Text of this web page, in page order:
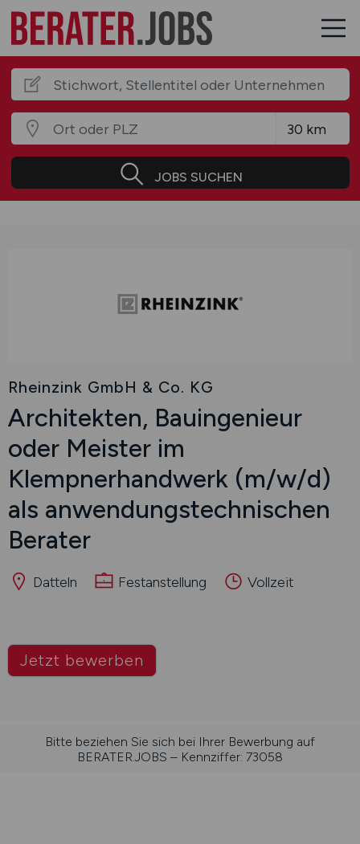
JOBS SUCHEN
Rheinzink GmbH & Co. KG
Architekten, Bauingenieur
oder Meister im
Klempnerhandwerk (m/w/d)
als anwendungstechnischen
Berater
Datteln Festanstellung Vollzeit
Jetzt bewerben
Bitte beziehen Sie sich bei Ihrer Bewerbung auf
BERATER.JOBS – Kennziffer: 73058